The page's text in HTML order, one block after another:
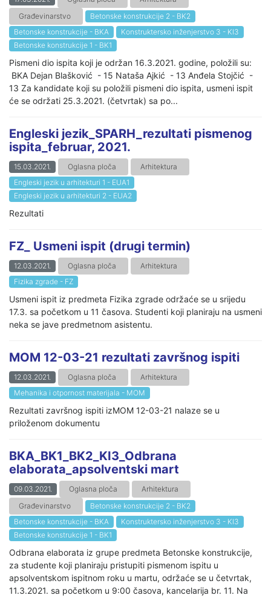
Građevinarstvo
Betonske konstrukcije 2 - BK2
Betonske konstrukcije - BKA
Konstruktersko inženjerstvo 3 - KI3
Betonske konstrukcije 1 - BK1
Pismeni dio ispita koji je održan 16.3.2021. godine, položili su:
BKA Dejan Blašković - 15 Nataša Ajkić - 13 Anđela Stojčić -
13 Za kandidate koji su položili pismeni dio ispita, usmeni ispit
će se održati 25.3.2021. (četvrtak) sa po...
Engleski jezik_SPARH_rezultati pismenog
ispita_februar, 2021.
15.03.2021. Oglasna ploča
Arhitektura
Engleski jezik u arhitekturi 1 - EUA1
Engleski jezik u arhitekturi 2 - EUA2
Rezultati
FZ_ Usmeni ispit (drugi termin)
12.03.2021. Oglasna ploča
Arhitektura
Fizika zgrade - FZ
Usmeni ispit iz predmeta Fizika zgrade održaće se u srijedu
17.3. sa početkom u 11 časova. Studenti koji planiraju na usmeni
neka se jave predmetnom asistentu.
MOM 12-03-21 rezultati završnog ispiti
12.03.2021. Oglasna ploča
Arhitektura
Mehanika i otpornost materijala - MOM
Rezultati završnog ispiti izMOM 12-03-21 nalaze se u
priloženom dokumentu
BKA_BK1_BK2_KI3_Odbrana
elaborata_apsolventski mart
09.03.2021. Oglasna ploča
Arhitektura
Građevinarstvo
Betonske konstrukcije 2 - BK2
Betonske konstrukcije - BKA
Konstruktersko inženjerstvo 3 - KI3
Betonske konstrukcije 1 - BK1
Odbrana elaborata iz grupe predmeta Betonske konstrukcije,
za studente koji planiraju pristupiti pismenom ispitu u
apsolventskom ispitnom roku u martu, održaće se u četvrtak,
11.3.2021. sa početkom u 9:00 časova, kancelarija br. 11. Na